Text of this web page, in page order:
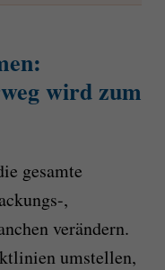
wird zum
gesamte
,
verändern.
umstellen,